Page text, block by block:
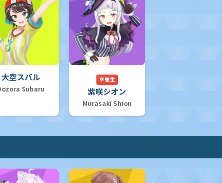
大空スバル
Subaru
卒業生
紫咲シオン
Murasaki Shion